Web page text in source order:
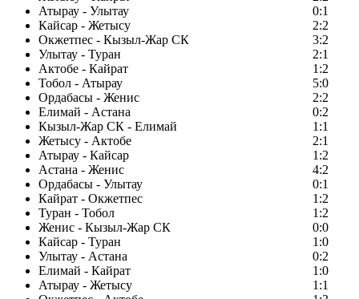
Атырау - Улытау
0:1
Кайсар - Жетысу
2:2
Окжетпес - Кызыл-Жар СК
3:2
Улытау - Туран
2:1
Актобе - Кайрат
1:2
Тобол - Атырау
5:0
Ордабасы - Женис
2:2
Елимай - Астана
0:2
Кызыл-Жар СК - Елимай
1:1
Жетысу - Актобе
2:1
Атырау - Кайсар
1:2
Астана - Женис
4:2
Ордабасы - Улытау
0:1
Кайрат - Окжетпес
1:2
Туран - Тобол
1:2
Женис - Кызыл-Жар СК
0:0
Кайсар - Туран
1:0
Улытау - Астана
0:2
Елимай - Кайрат
1:0
Атырау - Жетысу
1:1